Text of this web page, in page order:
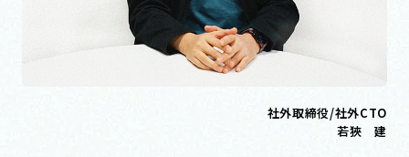
医療ドメインには、まだテクノロジーで解決できる課
題が多く残っています。
メディフォンの開発組織は、ユーザーが見える距離